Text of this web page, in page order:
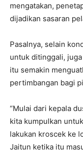
mengatakan,
dijadikan sasaran
Pasalnya, selain
untuk ditinggali,
itu semakin
pertimbangan bagi
“Mulai dari kepala
kita kumpulkan
lakukan kroscek ke
Jaitun ketika itu